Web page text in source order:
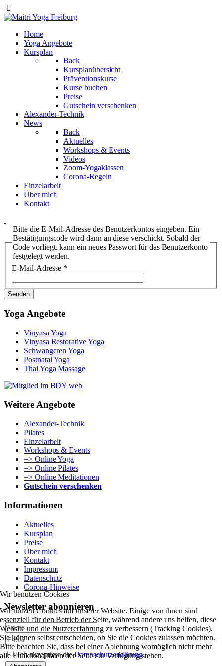
Home
Yoga Angebote
Kursplan
Back
Kursplanübersicht
Präventionskurse
Kurse buchen
Preise
Gutschein verschenken
Alexander-Technik
News
Back
Aktuelles
Workshops & Events
Videos
Zoom-Yogaklassen
Corona-Regeln
Einzelarbeit
Über mich
Kontakt
Bitte die E-Mail-Adresse des Benutzerkontos eingeben. Ein
Bestätigungscode wird dann an diese verschickt. Sobald der
Code vorliegt, kann ein neues Passwort für das Benutzerkonto
festgelegt werden.
E-Mail-Adresse *
Senden
Yoga Angebote
Vinyasa Yoga
Vinyasa Restorative Yoga
Schwangeren Yoga
Postnatal Yoga
Thai Yoga Massage
Weitere Angebote
Alexander-Technik
Pilates
Einzelarbeit
Workshops & Events
=> Online Yoga
=> Online Pilates
=> Online Meditationen
Gutschein verschenken
Informationen
Aktuelles
Kursplan
Preise
Über mich
Kontakt
Impressum
Datenschutz
Corona-Hinweise
Newsletter abonnieren
Ich akzeptiere dieDatenschutzerklärung
Wir benutzen Cookies
Wir nutzen Cookies auf unserer Website. Einige von ihnen sind
essenziell für den Betrieb der Seite, während andere uns helfen, diese
Website und die Nutzererfahrung zu verbessern (Tracking Cookies).
Sie können selbst entscheiden, ob Sie die Cookies zulassen möchten.
Bitte beachten Sie, dass bei einer Ablehnung womöglich nicht mehr
alle Funktionalitäten der Seite zur Verfügung stehen.